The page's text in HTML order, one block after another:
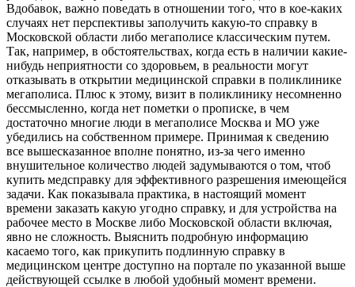
Вдобавок, важно поведать в отношении того, что в кое-каких
случаях нет перспективы заполучить какую-то справку в
Московской области либо мегаполисе классическим путем.
Так, например, в обстоятельствах, когда есть в наличии какие-
нибудь неприятности со здоровьем, в реальности могут
отказывать в открытии медицинской справки в поликлинике
мегаполиса. Плюс к этому, визит в поликлинику несомненно
бессмысленно, когда нет пометки о прописке, в чем
достаточно многие люди в мегаполисе Москва и МО уже
убедились на собственном примере. Принимая к сведению
все вышесказанное вполне понятно, из-за чего именно
внушительное количество людей задумываются о том, чтоб
купить медсправку для эффективного разрешения имеющейся
задачи. Как показывала практика, в настоящий момент
времени заказать какую угодно справку, и для устройства на
рабочее место в Москве либо Московской области включая,
явно не сложность. Выяснить подробную информацию
касаемо того, как прикупить подлинную справку в
медицинском центре доступно на портале по указанной выше
действующей ссылке в любой удобный момент времени.